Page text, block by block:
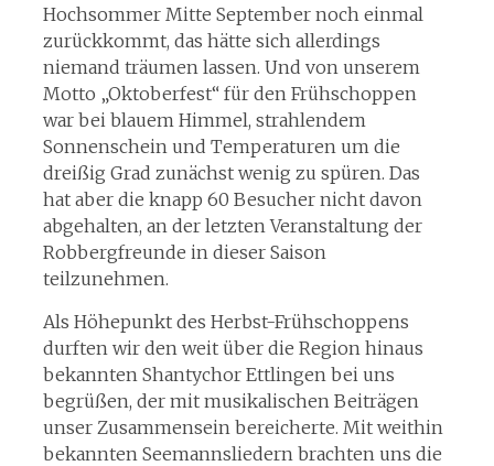
Hochsommer Mitte September noch einmal
zurückkommt, das hätte sich allerdings
niemand träumen lassen. Und von unserem
Motto „Oktoberfest“ für den Frühschoppen
war bei blauem Himmel, strahlendem
Sonnenschein und Temperaturen um die
dreißig Grad zunächst wenig zu spüren. Das
hat aber die knapp 60 Besucher nicht davon
abgehalten, an der letzten Veranstaltung der
Robbergfreunde in dieser Saison
teilzunehmen.
Als Höhepunkt des Herbst-Frühschoppens
durften wir den weit über die Region hinaus
bekannten Shantychor Ettlingen bei uns
begrüßen, der mit musikalischen Beiträgen
unser Zusammensein bereicherte. Mit weithin
bekannten Seemannsliedern brachten uns die